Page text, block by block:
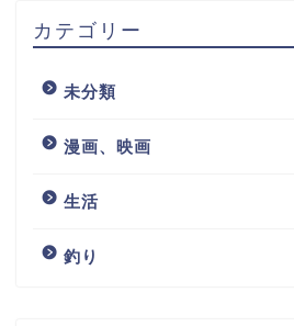
カテゴリー
未分類
漫画、映画
生活
釣り